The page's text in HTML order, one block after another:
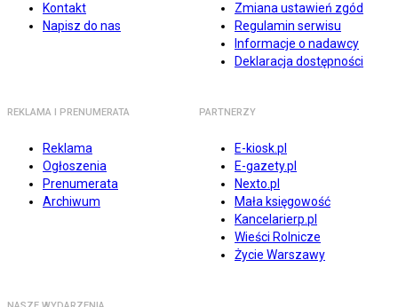
Kontakt
Napisz do nas
Zmiana ustawień zgód
Regulamin serwisu
Informacje o nadawcy
Deklaracja dostępności
REKLAMA I PRENUMERATA
Reklama
Ogłoszenia
Prenumerata
Archiwum
PARTNERZY
E-kiosk.pl
E-gazety.pl
Nexto.pl
Mała księgowość
Kancelarierp.pl
Wieści Rolnicze
Życie Warszawy